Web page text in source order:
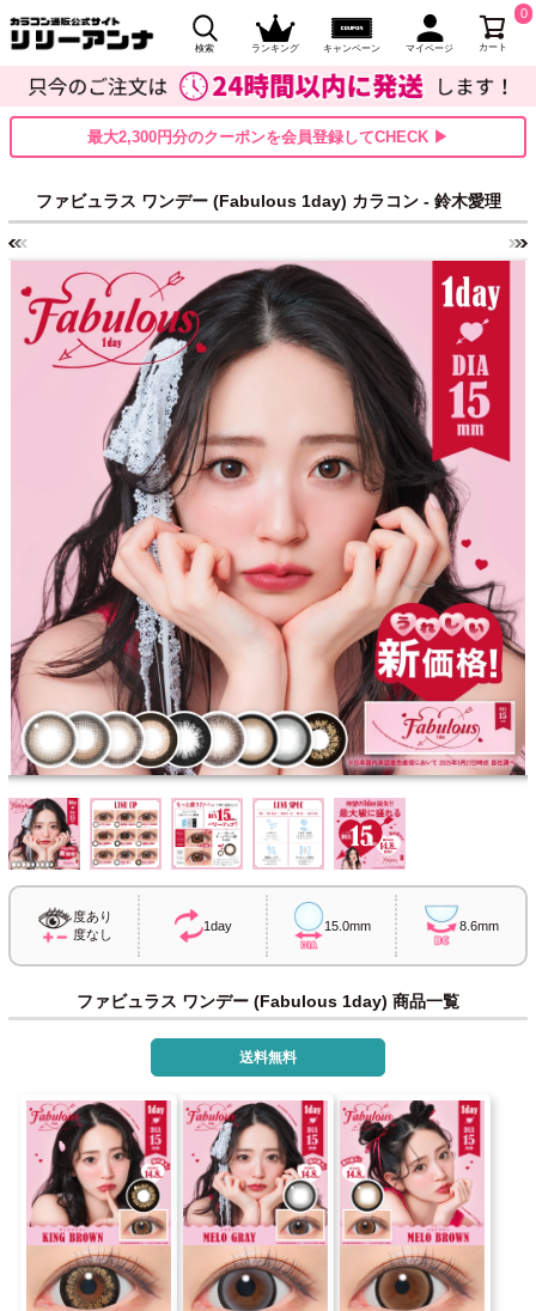
検索 ランキング キャンペーン マイページ カート
0
最大2,300円分のクーポンを会員登録してCHECK ▶
ファビュラス ワンデー (Fabulous 1day) カラコン - 鈴木愛理
度あり
度なし
1day 15.0mm 8.6mm
ファビュラス ワンデー (Fabulous 1day) 商品一覧
送料無料